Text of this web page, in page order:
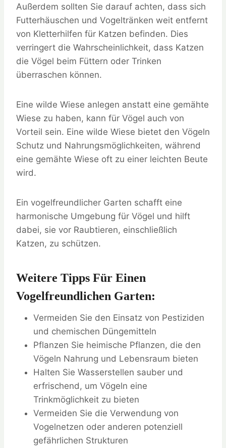
Außerdem sollten Sie darauf achten, dass sich
Futterhäuschen und Vogeltränken weit entfernt
von Kletterhilfen für Katzen befinden. Dies
verringert die Wahrscheinlichkeit, dass Katzen
die Vögel beim Füttern oder Trinken
überraschen können.
Eine wilde Wiese anlegen anstatt eine gemähte
Wiese zu haben, kann für Vögel auch von
Vorteil sein. Eine wilde Wiese bietet den Vögeln
Schutz und Nahrungsmöglichkeiten, während
eine gemähte Wiese oft zu einer leichten Beute
wird.
Ein vogelfreundlicher Garten schafft eine
harmonische Umgebung für Vögel und hilft
dabei, sie vor Raubtieren, einschließlich
Katzen, zu schützen.
Weitere Tipps Für Einen
Vogelfreundlichen Garten:
Vermeiden Sie den Einsatz von Pestiziden
und chemischen Düngemitteln
Pflanzen Sie heimische Pflanzen, die den
Vögeln Nahrung und Lebensraum bieten
Halten Sie Wasserstellen sauber und
erfrischend, um Vögeln eine
Trinkmöglichkeit zu bieten
Vermeiden Sie die Verwendung von
Vogelnetzen oder anderen potenziell
gefährlichen Strukturen